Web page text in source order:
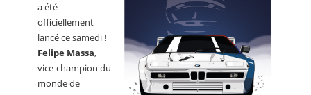
a été
officiellement
lancé ce samedi !
Felipe Massa,
vice-champion du
monde de